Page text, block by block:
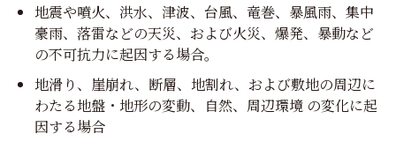
地震や噴火、洪水、津波、台風、竜巻、暴風雨、集中
豪雨、落雷などの天災、および火災、爆発、暴動など
の不可抗力に起因する場合。
地滑り、崖崩れ、断層、地割れ、および敷地の周辺に
わたる地盤・地形の変動、自然、周辺環境 の変化に起
因する場合